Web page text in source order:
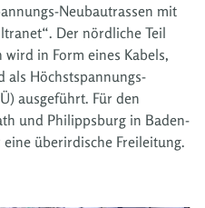
Neubautrassen mit
Der nördliche Teil
in Form eines Kabels,
als Höchstspannungs-
ausgeführt. Für den
und Philippsburg in Baden-
überirdische Freileitung.